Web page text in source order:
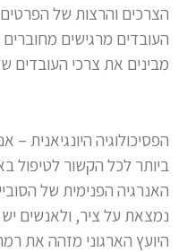
הצרכים והרצות של
העובדים מרגישים
מבינים את צרכי העובדים
הפסיכולוגיה היונגיאנית
ביותר לכל הקשור לטיפול
האנרגיה הפנימית של
נמצאת על ציר, ולאנשים יש
היועץ הארגוני מזהה את